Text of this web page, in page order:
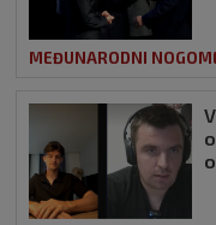
MEĐUNARODNI